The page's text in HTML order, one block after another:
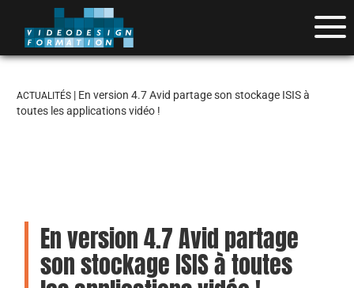
ACTUALITÉS | En version 4.7 Avid partage son stockage ISIS à
toutes les applications vidéo !
En version 4.7 Avid partage
son stockage ISIS à toutes